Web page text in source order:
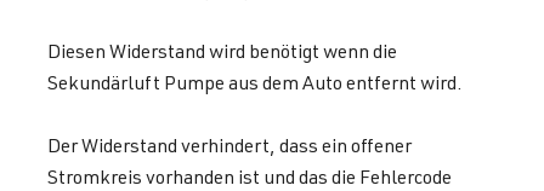
Diesen Widerstand wird benötigt wenn die
Sekundärluft Pumpe aus dem Auto entfernt wird.
Der Widerstand verhindert, dass ein offener
Stromkreis vorhanden ist und das die Fehlercode